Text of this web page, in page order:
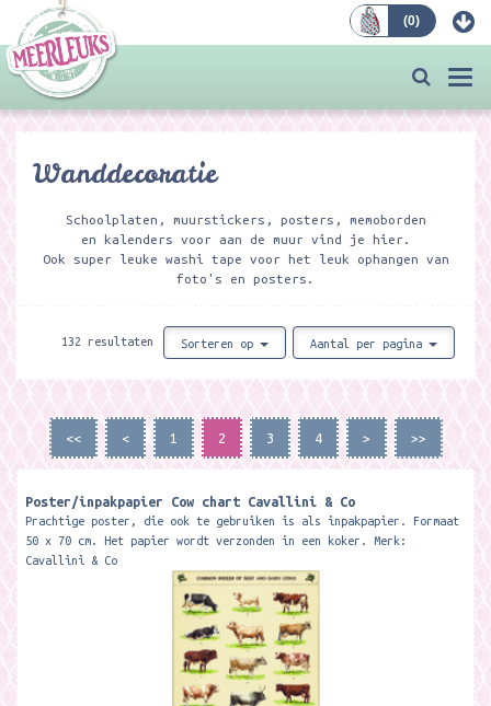
(0)
Wanddecoratie
Schoolplaten, muurstickers, posters, memoborden
en kalenders voor aan de muur vind je hier.
Ook super leuke washi tape voor het leuk ophangen van
foto's en posters.
132 resultaten Sorteren op Aantal per pagina
<< < 1 2 3 4 > >>
Poster/inpakpapier Cow chart Cavallini & Co
Prachtige poster, die ook te gebruiken is als inpakpapier. Formaat
50 x 70 cm. Het papier wordt verzonden in een koker. Merk:
Cavallini & Co